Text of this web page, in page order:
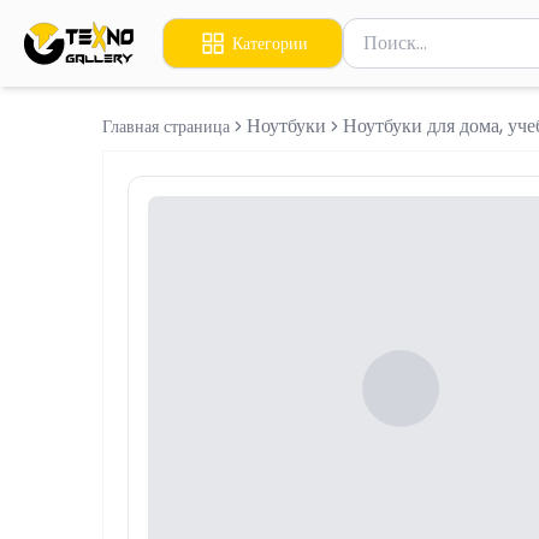
Категории
Поиск товаров
Введите минимум 2
Главная страница Ноутбуки Ноутбуки для дома,